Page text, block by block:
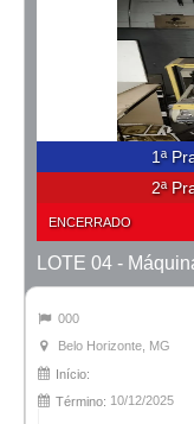
1ª
2ª
ENCERRADO
LOTE 04 -
000
Belo Horizonte, MG
Início:
Término: 10/12/2025